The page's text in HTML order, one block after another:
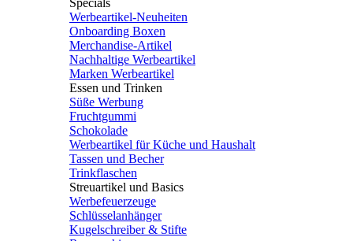
Specials
Werbeartikel-Neuheiten
Onboarding Boxen
Merchandise-Artikel
Nachhaltige Werbeartikel
Marken Werbeartikel
Essen und Trinken
Süße Werbung
Fruchtgummi
Schokolade
Werbeartikel für Küche und Haushalt
Tassen und Becher
Trinkflaschen
Streuartikel und Basics
Werbefeuerzeuge
Schlüsselanhänger
Kugelschreiber & Stifte